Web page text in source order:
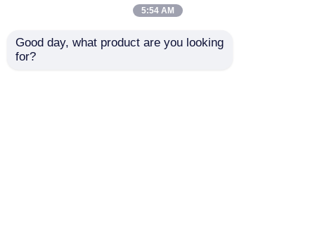
XC7K325T-2FFG676I
Mejor precio
CPLD 40K GW2A-
LV18PG256C8/I7
Mejor precio
5:54 AM
Good day, what product are you looking
for?